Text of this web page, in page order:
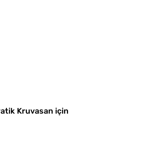
Kruvasan için